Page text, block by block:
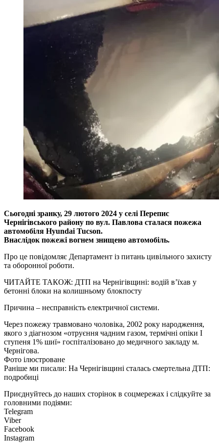
Сьогодні зранку, 29 лютого 2024 у селі Перепис
Чернігівського району по вул. Павлова сталася пожежа
автомобіля Hyundai Tucson.
Внаслідок пожежі вогнем знищено автомобіль.
Про це повідомляє Департамент із питань цивільного захисту
та оборонної роботи.
ЧИТАЙТЕ ТАКОЖ: ДТП на Чернігівщині: водій в’їхав у
бетонні блоки на колишньому блокпосту
Причина – несправність електричної системи.
Через пожежу травмовано чоловіка, 2002 року народження,
якого з діагнозом «отруєння чадним газом, термічні опіки І
ступеня 1% шиї» госпіталізовано до медичного закладу м.
Чернігова.
Фото ілюстроване
Раніше ми писали: На Чернігівщині сталась смертельна ДТП:
подробиці
Приєднуйтесь до наших сторінок в соцмережах і слідкуйте за
головними подіями:
Telegram
Viber
Facebook
Instagram